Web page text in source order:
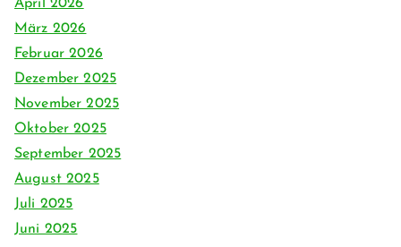
April 2026
März 2026
Februar 2026
Dezember 2025
November 2025
Oktober 2025
September 2025
August 2025
Juli 2025
Juni 2025